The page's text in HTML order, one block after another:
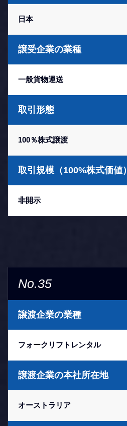
日本
譲受企業の業種
一般貨物運送
取引形態
100％株式譲渡
取引規模（100%株式価値）
非開示
No.35
譲渡企業の業種
フォークリフトレンタル
譲渡企業の本社所在地
オーストラリア